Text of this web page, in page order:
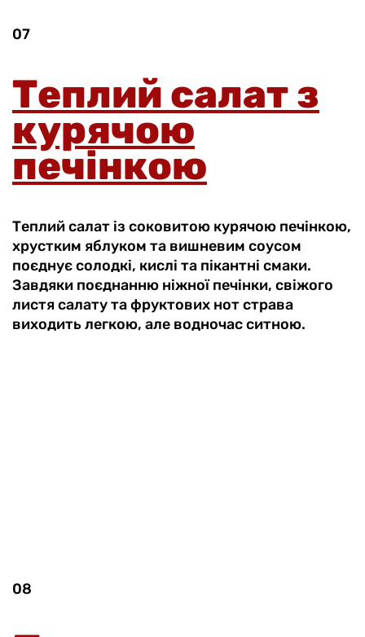
07
Теплий салат з
курячою
печінкою
Теплий салат із соковитою курячою печінкою,
хрустким яблуком та вишневим соусом
поєднує солодкі, кислі та пікантні смаки.
Завдяки поєднанню ніжної печінки, свіжого
листя салату та фруктових нот страва
виходить легкою, але водночас ситною.
08